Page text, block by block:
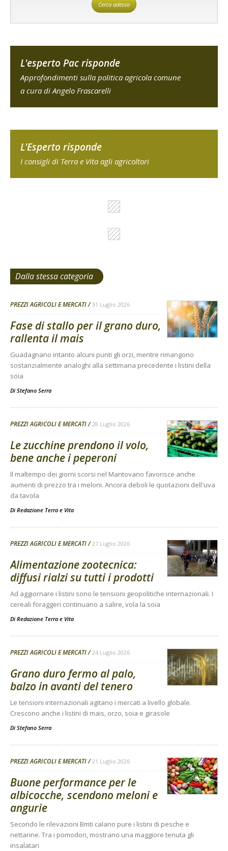
Cerca adesso
L'esperto Pac risponde
Approfondimenti sulla politica agricola comune
a cura di Angelo Frascarelli
L'Esperto risponde
I consigli di Terra e Vita agli agricoltori
Dalla stessa categoria
PREZZI AGRICOLI E MERCATI 31 Luglio 2026
Fase di stallo per il grano duro,
rallenta il mais
Guadagnano intanto alcuni punti gli orzi, mentre rimangono
sostanzialmente analoghi alla settimana precedente i listini della
soia
Di Stefano Serra
PREZZI AGRICOLI E MERCATI 28 Luglio 2026
Le zucchine prendono il volo,
bene anche i peperoni
Il maltempo dei giorni scorsi nel Mantovano favorisce anche
aumenti di prezzo tra i meloni. Ancora deboli le quotazioni dell'uva
da tavola
Di Redazione Terra e Vita
PREZZI AGRICOLI E MERCATI 27 Luglio 2026
Alimentazione zootecnica:
diffusi rialzi su tutti i prodotti
Ad aggiornare i listini sono le tensioni geopolitiche internazionali. I
cereali foraggeri continuano a salire, vola la soia
Di Redazione Terra e Vita
PREZZI AGRICOLI E MERCATI 24 Luglio 2026
Grano duro fermo al palo,
balzo in avanti del tenero
Le tensioni internazionali agitano i mercati a livello globale.
Crescono anche i listini di mais, orzo, soia e girasole
Di Stefano Serra
PREZZI AGRICOLI E MERCATI 21 Luglio 2026
Buone performance per le
albicocche, scendono meloni e
angurie
Secondo le rilevazioni Bmti calano pure i listini di pesche e
nettarine. Tra i pomodori, mostrano una maggiore tenuta gli
insalatari